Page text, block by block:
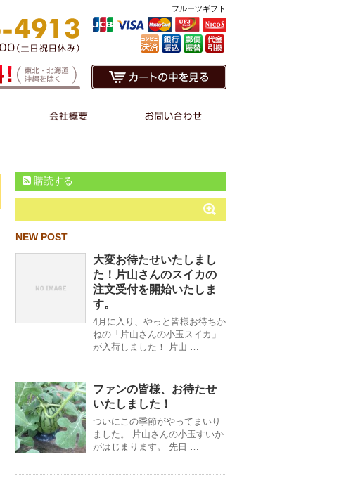
フルーツギフト
購読する
NEW POST
大変お待たせいたしまし
た！片山さんのスイカの
注文受付を開始いたしま
す。
4月に入り、やっと皆様お待ちか
ねの「片山さんの小玉スイカ」
が入荷しました！ 片山 …
ファンの皆様、お待たせ
いたしました！
ついにこの季節がやってまいり
ました。 片山さんの小玉すいか
がはじまります。 先日 …